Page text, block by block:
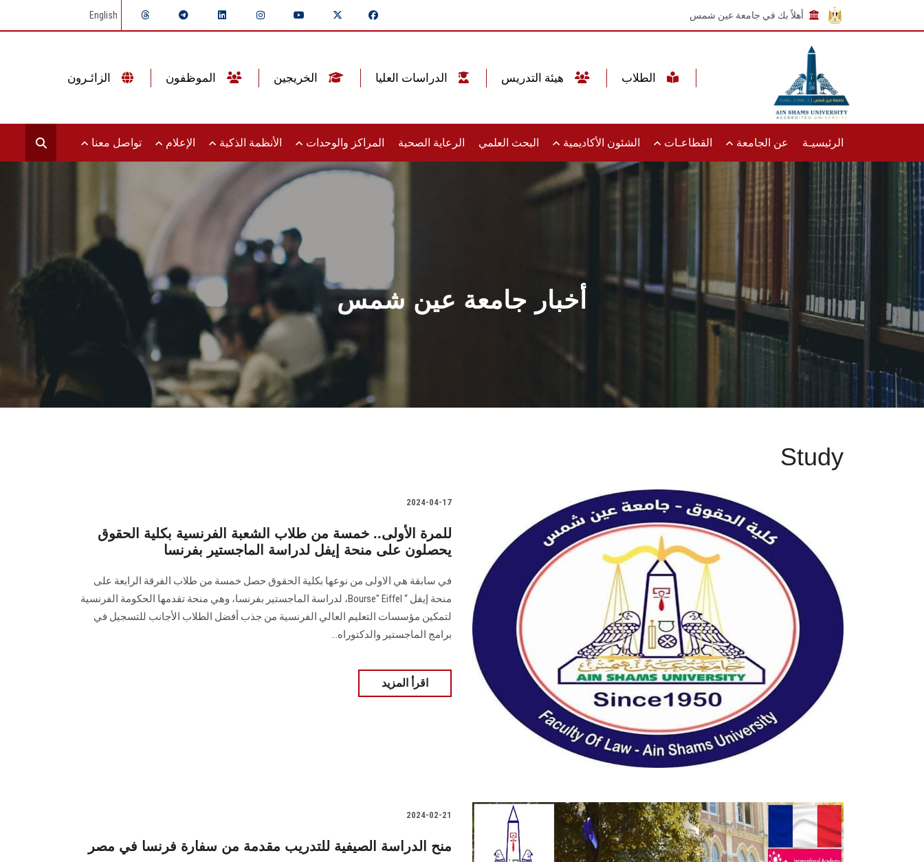
أهلاً بك في جامعة عين شمس English
الرئيسيـة عن الجامعة القطاعـات الشئون الأكاديمية البحث العلمي الرعاية الصحية المراكز والوحدات الأنظمة الذكية الإعلام تواصل معنا
أخبار جامعة عين شمس
Study
2024-04-17
للمرة الأولى.. خمسة من طلاب الشعبة الفرنسية بكلية الحقوق
يحصلون على منحة إيفل لدراسة الماجستير بفرنسا
في سابقة هي الاولى من نوعها بكلية الحقوق حصل خمسة من طلاب الفرقة الرابعة على
منحة إيفل “ Bourse" Eiffel، لدراسة الماجستير بفرنسا، وهي منحة تقدمها الحكومة الفرنسية
لتمكين مؤسسات التعليم العالي الفرنسية من جذب أفضل الطلاب الأجانب للتسجيل في
برامج الماجستير والدكتوراه...
اقرأ المزيد
2024-02-21
منح الدراسة الصيفية للتدريب مقدمة من سفارة فرنسا في مصر